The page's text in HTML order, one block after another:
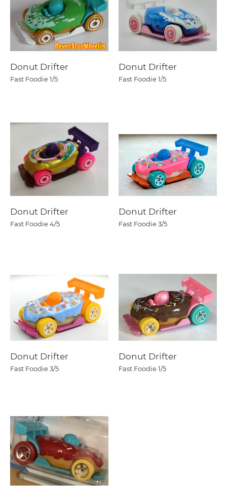
Donut Drifter
Fast Foodie1/5
Donut Drifter
Fast Foodie1/5
Donut Drifter
Fast Foodie4/5
Donut Drifter
Fast Foodie3/5
Donut Drifter
Fast Foodie3/5
Donut Drifter
Fast Foodie1/5